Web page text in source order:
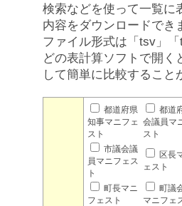
検索などを使って一覧に
内容をダウンロードでき
ファイル形式は「tsv」
どの表計算ソフトで開く
して簡単に比較すること
都道府県
知事マニフェ
スト
都道
会議員マ
スト
市議会議
員マニフェス
ト
区長
ェスト
町長マニ
フェスト
町議
マニフェ